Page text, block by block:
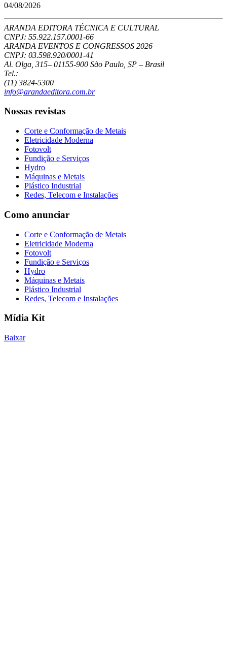
04/08/2026
ARANDA EDITORA TÉCNICA E CULTURAL
CNPJ: 55.922.157.0001-66
ARANDA EVENTOS E CONGRESSOS 2026
CNPJ: 03.598.920/0001-41
Al. Olga, 315– 01155-900 São Paulo SP – Brasil
Tel.:
(11) 3824-5300
info@arandaeditora.com.br
Nossas revistas
Corte e Conformação de Metais
Eletricidade Moderna
Fotovolt
Fundição e Serviços
Hydro
Máquinas e Metais
Plástico Industrial
Redes, Telecom e Instalações
Como anunciar
Corte e Conformação de Metais
Eletricidade Moderna
Fotovolt
Fundição e Serviços
Hydro
Máquinas e Metais
Plástico Industrial
Redes, Telecom e Instalações
Mídia Kit
Baixar